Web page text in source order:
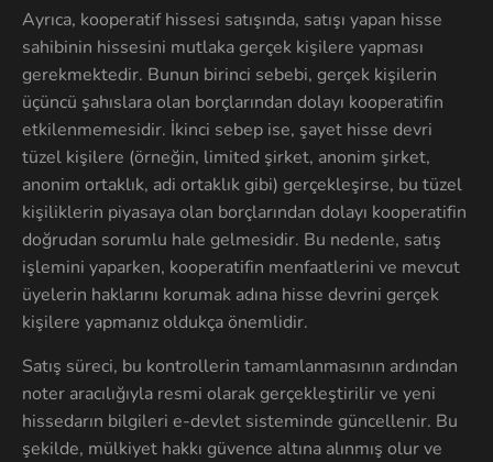
Ayrıca, kooperatif hissesi satışında, satışı yapan hisse
sahibinin hissesini mutlaka gerçek kişilere yapması
gerekmektedir. Bunun birinci sebebi, gerçek kişilerin
üçüncü şahıslara olan borçlarından dolayı kooperatifin
etkilenmemesidir. İkinci sebep ise, şayet hisse devri
tüzel kişilere (örneğin, limited şirket, anonim şirket,
anonim ortaklık, adi ortaklık gibi) gerçekleşirse, bu tüzel
kişiliklerin piyasaya olan borçlarından dolayı kooperatifin
doğrudan sorumlu hale gelmesidir. Bu nedenle, satış
işlemini yaparken, kooperatifin menfaatlerini ve mevcut
üyelerin haklarını korumak adına hisse devrini gerçek
kişilere yapmanız oldukça önemlidir.
Satış süreci, bu kontrollerin tamamlanmasının ardından
noter aracılığıyla resmi olarak gerçekleştirilir ve yeni
hissedarın bilgileri e-devlet sisteminde güncellenir. Bu
şekilde, mülkiyet hakkı güvence altına alınmış olur ve